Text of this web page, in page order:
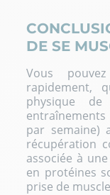
DE SE
Vous
rapidement,
physique
par semaine)
récupération
associée à
en protéines
prise de